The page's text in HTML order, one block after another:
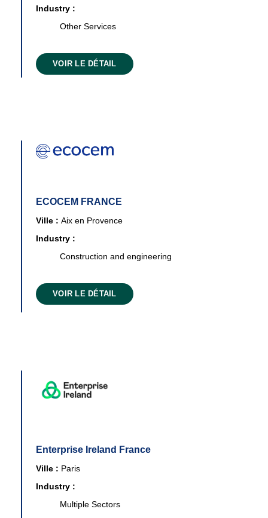
Industry :
Other Services
VOIR LE DÉTAIL
ECOCEM FRANCE
Ville : Aix en Provence
Industry :
Construction and engineering
VOIR LE DÉTAIL
Enterprise Ireland France
Ville : Paris
Industry :
Multiple Sectors